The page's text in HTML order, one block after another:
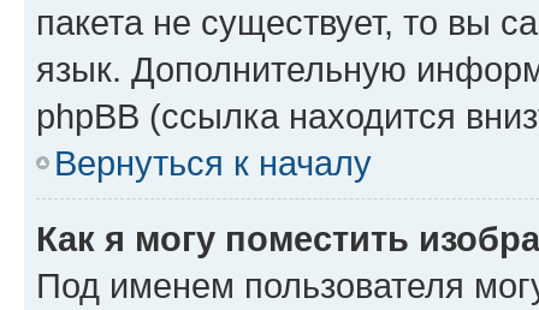
пакета не существует, то вы
язык. Дополнительную
phpBB (ссылка находится
Вернуться к началу
Как я могу поместить
Под именем пользователя